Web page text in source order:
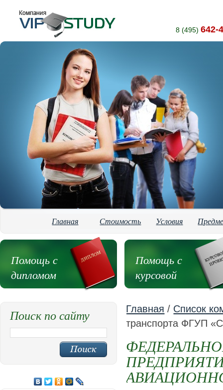
8 (495) 642-
Главная Стоимость Условия
Помощь с
дипломом
Помощь с
курсовой
Главная / Список
транспорта ФГУП
Поиск по сайту